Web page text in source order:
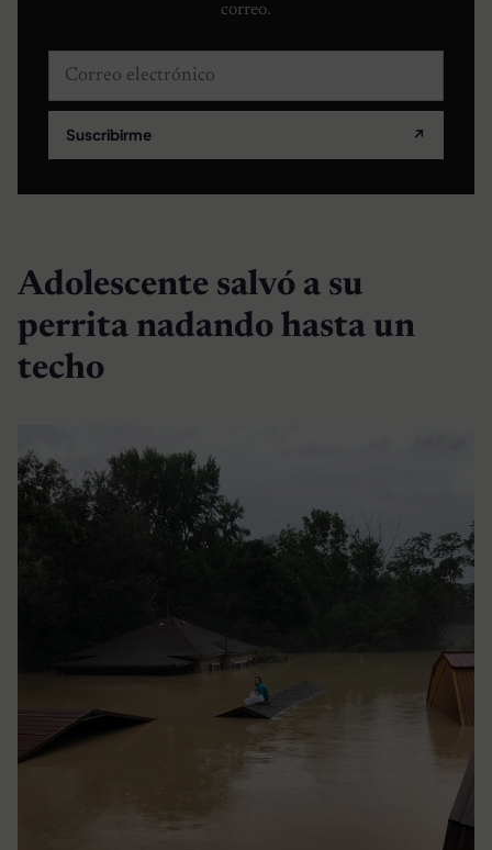
correo.
Correo electrónico
Suscribirme ↗
Adolescente salvó a su
perrita nadando hasta un
techo